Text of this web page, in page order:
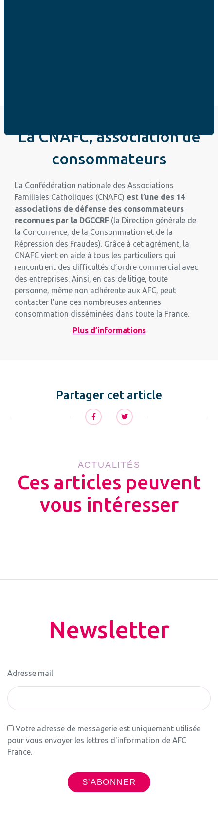
La CNAFC, association de
consommateurs
La Confédération nationale des Associations
Familiales Catholiques (CNAFC) est l’une des 14
associations de défense des consommateurs
reconnues par la DGCCRF (la Direction générale de
la Concurrence, de la Consommation et de la
Répression des Fraudes). Grâce à cet agrément, la
CNAFC vient en aide à tous les particuliers qui
rencontrent des difficultés d’ordre commercial avec
des entreprises. Ainsi, en cas de litige, toute
personne, même non adhérente aux AFC, peut
contacter l’une des nombreuses antennes
consommation disséminées dans toute la France.
Plus d’informations
Partager cet article
ACTUALITÉS
Ces articles peuvent
vous intéresser
Newsletter
Adresse mail
Votre adresse de messagerie est uniquement utilisée
pour vous envoyer les lettres d'information de AFC
France.